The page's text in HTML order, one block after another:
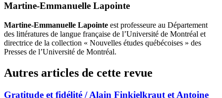
Martine-Emmanuelle Lapointe
Martine-Emmanuelle Lapointe est professeure au Département
des littératures de langue française de l’Université de Montréal et
directrice de la collection « Nouvelles études québécoises » des
Presses de l’Université de Montréal.
Autres articles de cette revue
Gratitude et fidélité / Alain Finkielkraut et Antoine